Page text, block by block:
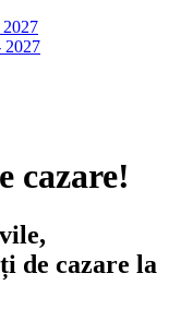
2027
2027
cazare!
de cazare la